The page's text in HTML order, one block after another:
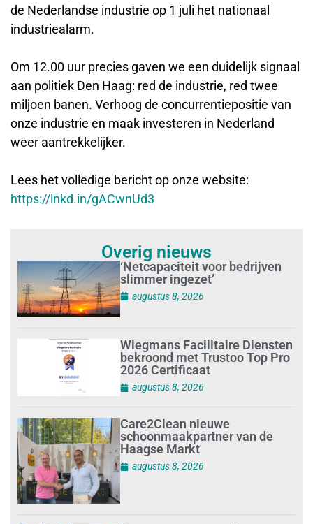
de Nederlandse industrie op 1 juli het nationaal
industriealarm.
Om 12.00 uur precies gaven we een duidelijk signaal
aan politiek Den Haag: red de industrie, red twee
miljoen banen. Verhoog de concurrentiepositie van
onze industrie en maak investeren in Nederland
weer aantrekkelijker.
Lees het volledige bericht op onze website:
https://lnkd.in/gACwnUd3
Overig nieuws
‘Netcapaciteit voor bedrijven
slimmer ingezet’
augustus 8, 2026
Wiegmans Facilitaire Diensten
bekroond met Trustoo Top Pro
2026 Certificaat
augustus 8, 2026
Care2Clean nieuwe
schoonmaakpartner van de
Haagse Markt
augustus 8, 2026